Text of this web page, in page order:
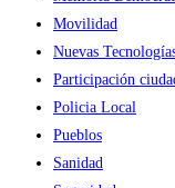
Movilidad
Nuevas
Participación
Policia Local
Pueblos
Sanidad